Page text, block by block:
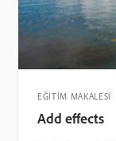
EĞİTİM MAKALESİ
Add effects